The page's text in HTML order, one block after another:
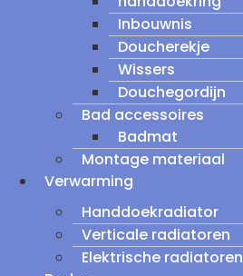
Inbouwnis
Doucherekje
Wissers
Douchegordijn
Bad accessoires
Badmat
Montage materiaal
Verwarming
Handdoekradiator
Verticale radiatoren
Elektrische radiatoren